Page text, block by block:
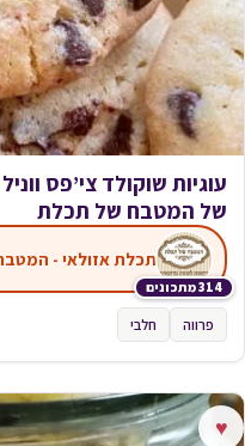
עוגיות שוקולד צי’פס
של המטבח של תכלת
314 מתכונים
תכלת אזולאי -
פרווה חלבי
♥